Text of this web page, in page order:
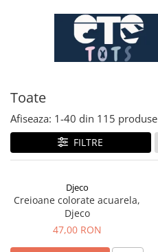
CĂRUCIOARE & SCAUNE AUTO
cărucioare NUNA
cărucioare U-GROW
scaune auto pentru avion
accesorii cărucioare
accesorii scaun auto
accesorii scaun avion
Toate
Afiseaza: 1-40 din 115 produse
FILTRE
Djeco
Creioane colorate acuarela,
Djeco
47,00 RON